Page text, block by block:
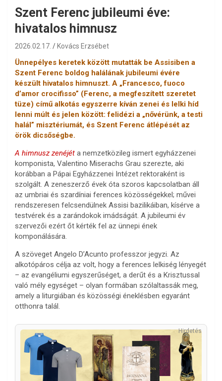
Szent Ferenc jubileumi éve:
hivatalos himnusz
2026.02.17. Kovács Erzsébet
Ünnepélyes keretek között mutatták be Assisiben a
Szent Ferenc boldog halálának jubileumi évére
készült hivatalos himnuszt. A „Francesco, fuoco
d’amor crocifisso” (Ferenc, a megfeszített szeretet
tüze) című alkotás egyszerre kíván zenei és lelki híd
lenni múlt és jelen között: felidézi a „nővérünk, a testi
halál” misztériumát, és Szent Ferenc átlépését az
örök dicsőségbe.
A himnusz zenéjét a nemzetközileg ismert egyházzenei
komponista, Valentino Miserachs Grau szerezte, aki
korábban a Pápai Egyházzenei Intézet rektoraként is
szolgált. A zeneszerző évek óta szoros kapcsolatban áll
az umbriai és szardíniai ferences közösségekkel; művei
rendszeresen felcsendülnek Assisi bazilikáiban, kísérve a
testvérek és a zarándokok imádságát. A jubileumi év
szervezői ezért őt kérték fel az ünnepi ének
komponálására.
A szöveget Angelo D’Acunto professzor jegyzi. Az
alkotópáros célja az volt, hogy a ferences lelkiség lényegét
– az evangéliumi egyszerűséget, a derűt és a Krisztussal
való mély egységet – olyan formában szólaltassák meg,
amely a liturgiában és közösségi éneklésben egyaránt
otthonra talál.
Hirdetés